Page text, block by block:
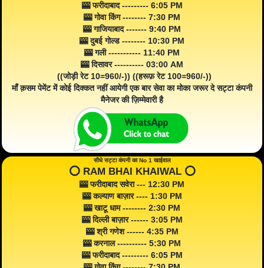
🎰 फरीदाबाद --------- 6:05 PM
🎰 गोवा किंग -------- 7:30 PM
🎰 गाजियाबाद ------- 9:40 PM
🎰 दुबई गोल्ड -------- 10:30 PM
🎰 गली ----------- 11:40 PM
🎰 दिसावर ---------- 03:00 AM
((जोड़ी रेट 10=960/-)) ((हरूफ़ रेट 100=960/-))
माँ क़सम पेमेंट में कोई दिक्कत नहीं आयेगी एक बार सेवा का मोका जरूर दे सट्टा कंपनी
मैनेजर की ज़िम्मेवारी है
सीधे सट्टा कंपनी का No 1 खाईवाल
⭕️ RAM BHAI KHAIWAL ⭕️
🎰 फरीदाबाद सवेरा --- 12:30 PM
🎰 कल्याण बाज़ार ---- 1:30 PM
🎰 खाटू धाम -------- 2:30 PM
🎰 दिल्ली बाज़ार ------ 3:05 PM
🎰 श्री गणेश ------ 4:35 PM
🎰 करनाल ---------- 5:30 PM
🎰 फरीदाबाद --------- 6:05 PM